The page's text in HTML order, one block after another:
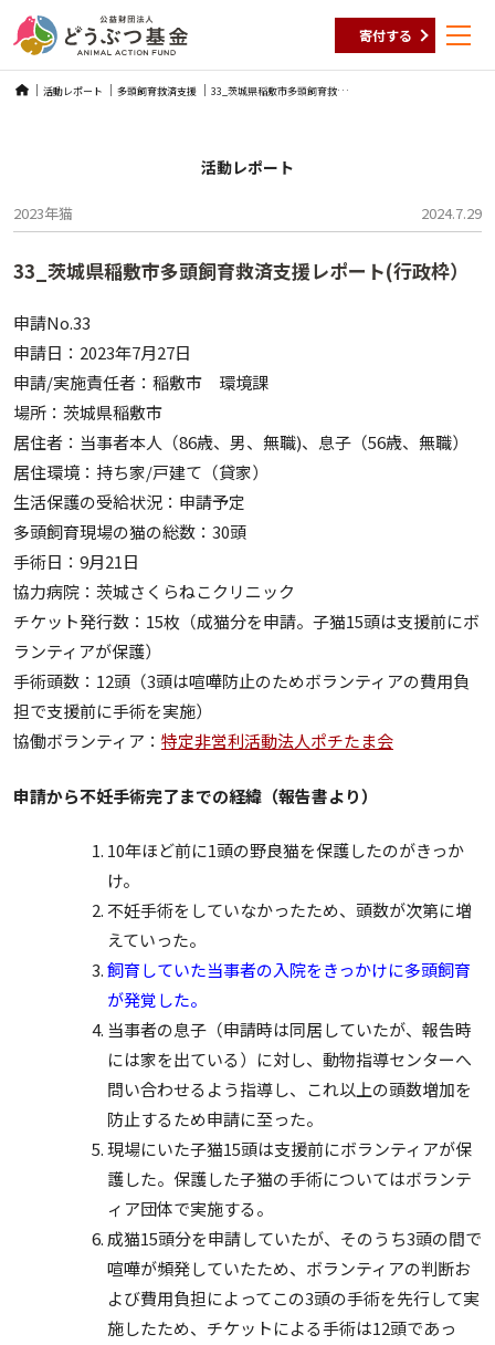
Skip
寄付する
活動レポート 多頭飼育救済支援 3
3_茨城県稲敷市多頭飼育救済支援レポート(行政枠）
活動レポート
2023年猫 2024.7.29
33_茨城県稲敷市多頭飼育救済支援レポート(行政枠）
申請No.33
申請日：2023年7月27日
申請/実施責任者：稲敷市 環境課
場所：茨城県稲敷市
居住者：当事者本人（86歳、男、無職)、息子（56歳、無職）
居住環境：持ち家/戸建て（貸家）
生活保護の受給状況：申請予定
多頭飼育現場の猫の総数：30頭
手術日：9月21日
協力病院：茨城さくらねこクリニック
チケット発行数：15枚（成猫分を申請。子猫15頭は支援前にボ
ランティアが保護）
手術頭数：12頭（3頭は喧嘩防止のためボランティアの費用負
担で支援前に手術を実施）
協働ボランティア： 特定非営利活動法人ポチたま会
申請から不妊手術完了までの経緯（報告書より）
10年ほど前に1頭の野良猫を保護したのがきっか
け。
不妊手術をしていなかったため、頭数が次第に増
えていった。
飼育していた当事者の入院をきっかけに多頭飼育
が発覚した。
当事者の息子（申請時は同居していたが、報告時
には家を出ている）に対し、動物指導センターへ
問い合わせるよう指導し、これ以上の頭数増加を
防止するため申請に至った。
現場にいた子猫15頭は支援前にボランティアが保
護した。保護した子猫の手術についてはボランテ
ィア団体で実施する。
成猫15頭分を申請していたが、そのうち3頭の間で
喧嘩が頻発していたため、ボランティアの判断お
よび費用負担によってこの3頭の手術を先行して実
施したため、チケットによる手術は12頭であっ